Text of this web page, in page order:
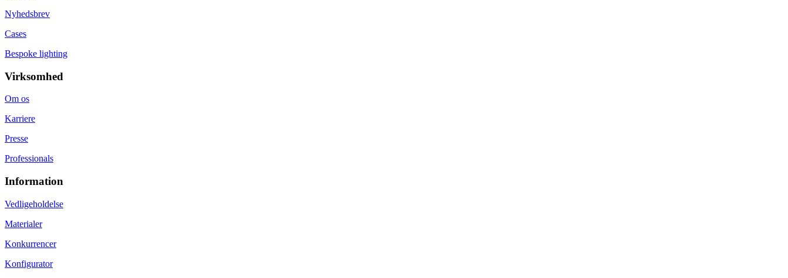
Nyhedsbrev
Cases
Bespoke lighting
Virksomhed
Om os
Karriere
Presse
Professionals
Information
Vedligeholdelse
Materialer
Konkurrencer
Konfigurator